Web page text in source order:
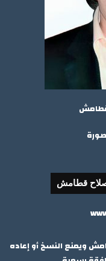
قطامش
صلاح قطامش
ويمنع النسخ أو إعاده